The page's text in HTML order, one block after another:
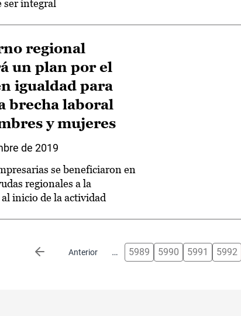
ser integral
regional
un plan por el
igualdad para
brecha laboral
y mujeres
de 2019
se beneficiaron en
regionales a la
inicio de la actividad
Anterior
Página anterior … 5989 5990 5991 5992